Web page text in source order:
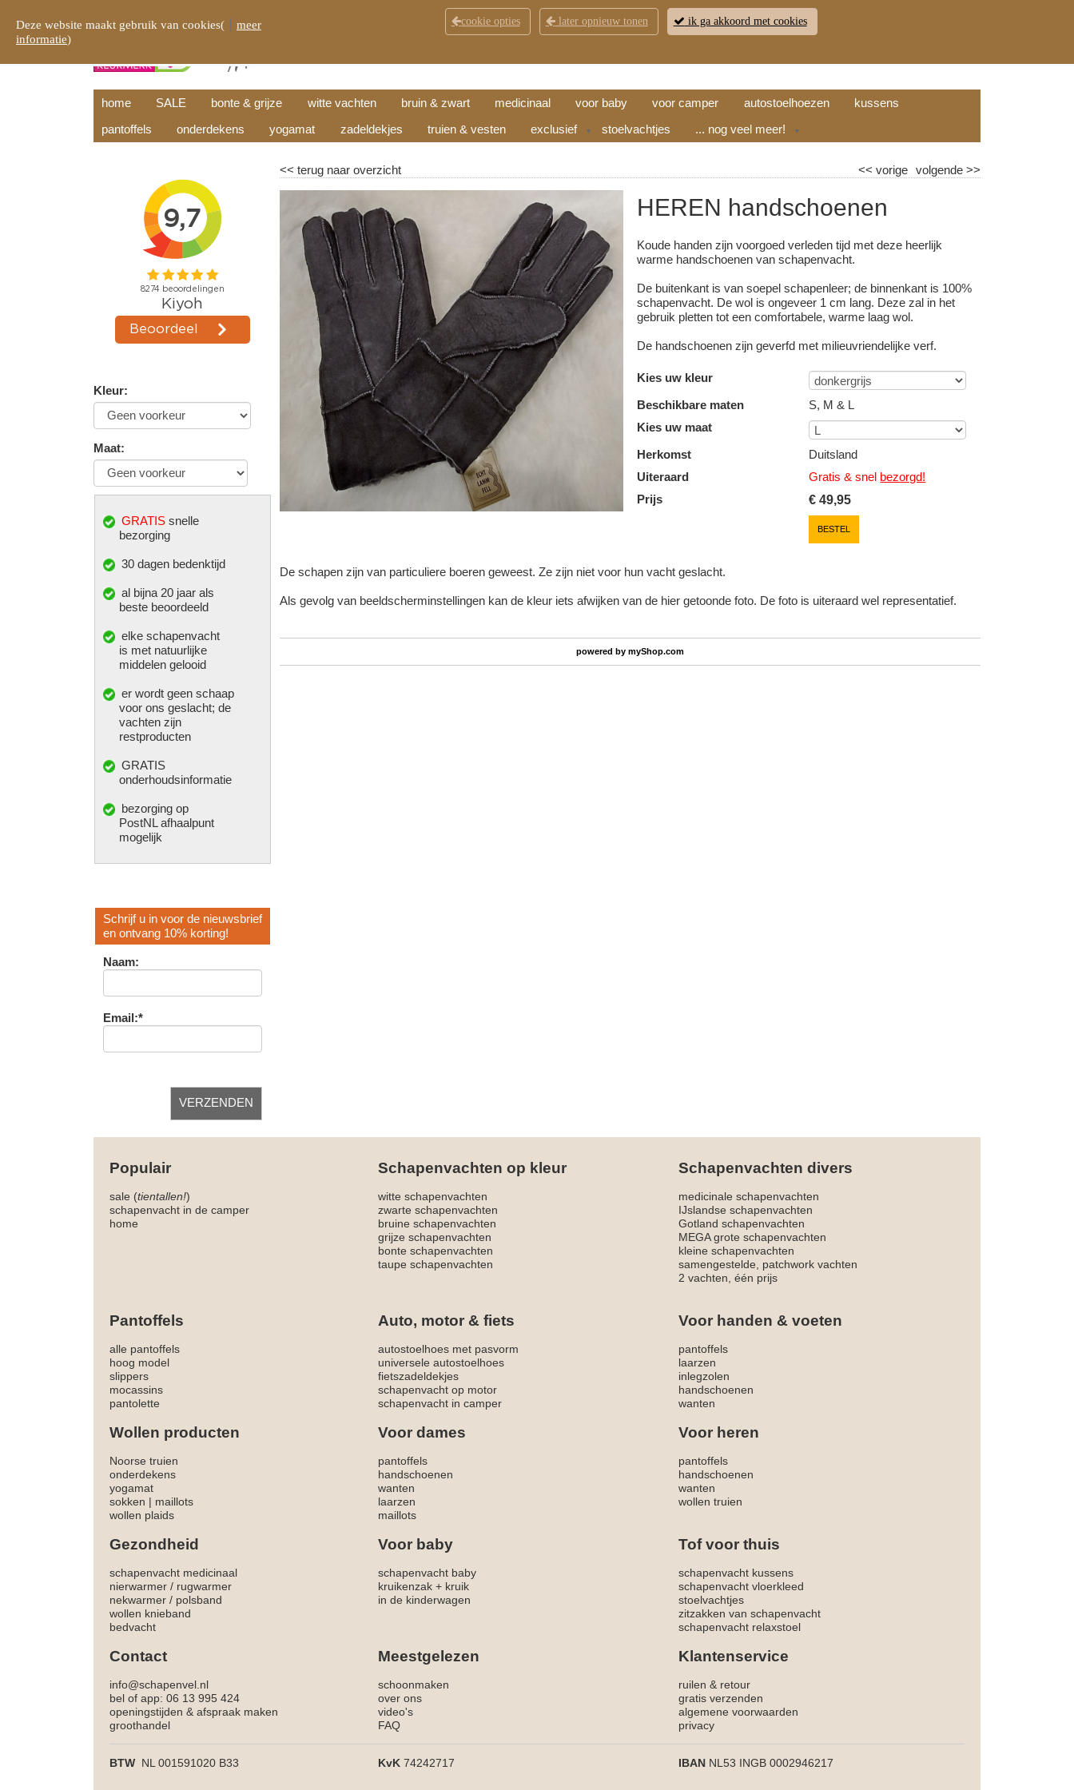
KLANTENSERVICE CONTACT OPENINGSTIJDEN RETOUR WINKELWAGEN (
home SALE bonte & grijze witte vachten bruin & zwart medicinaal voor baby voor camper autostoelhoezen
kussens
pantoffels
onderdekens yogamat zadeldekjes truien & vesten exclusief ▼ stoelvachtjes ... nog veel meer! ▼
Kleur:
Maat:
GRATIS snelle
bezorging
30 dagen bedenktijd
al bijna 20 jaar als
beste beoordeeld
elke schapenvacht
is met natuurlijke
middelen gelooid
er wordt geen schaap
voor ons geslacht; de
vachten zijn
restproducten
GRATIS
onderhoudsinformatie
bezorging op
PostNL afhaalpunt
mogelijk
Schrijf u in voor de nieuwsbrief
en ontvang 10% korting!
Naam:
Email:*
<<terug naar overzicht volgende>>
<< vorige
HEREN handschoenen
Koude handen zijn voorgoed verleden tijd met deze heerlijk
warme handschoenen van schapenvacht.
De buitenkant is van soepel schapenleer; de binnenkant is 100%
schapenvacht. De wol is ongeveer 1 cm lang. Deze zal in het
gebruik pletten tot een comfortabele, warme laag wol.
De handschoenen zijn geverfd met milieuvriendelijke verf.
Kies uw kleur
Beschikbare maten
S, M & L
Kies uw maat
Herkomst
Duitsland
Uiteraard
Gratis & snel bezorgd!
Prijs
€49,95
BESTEL
De schapen zijn van particuliere boeren geweest. Ze zijn niet voor hun vacht geslacht.
Als gevolg van beeldscherminstellingen kan de kleur iets afwijken van de hier getoonde foto. De foto is uiteraard wel representatief.
powered bymyShop.com
Populair Schapenvachten op kleur Schapenvachten divers
sale (tientallen!) witte schapenvachten
medicinale schapenvachten
schapenvacht in de camper
zwarte schapenvachten
IJslandse schapenvachten
home
bruine schapenvachten
Gotland schapenvachten
grijze schapenvachten
MEGA grote schapenvachten
bonte schapenvachten
kleine schapenvachten
taupe schapenvachten
samengestelde, patchwork vachten
2 vachten, één prijs
Pantoffels Auto, motor & fiets Voor handen & voeten
alle pantoffels autostoelhoes met pasvorm
pantoffels
hoog model
universele autostoelhoes
laarzen
slippers
fietszadeldekjes
inlegzolen
mocassins
schapenvacht op motor
handschoenen
pantolette
schapenvacht in camper wanten
Wollen producten Voor dames Voor heren
Noorse truien pantoffels
pantoffels
onderdekens
handschoenen
handschoenen
yogamat
wanten
wanten
sokken | maillots laarzen
wollen truien
wollen plaids
maillots
Gezondheid Voor baby Tof voor thuis
schapenvacht medicinaal schapenvacht baby
schapenvacht kussens
nierwarmer / rugwarmer kruikenzak + kruik
schapenvacht vloerkleed
nekwarmer / polsband in de kinderwagen
stoelvachtjes
wollen knieband
zitzakken van schapenvacht
bedvacht
schapenvacht relaxstoel
Contact Meestgelezen Klantenservice
info@schapenvel.nl schoonmaken
ruilen & retour
bel of app: 06 13 995 424
over ons
gratis verzenden
openingstijden & afspraak maken
video's
algemene voorwaarden
groothandel
FAQ privacy
BTW NL 001591020 B33 KvK 74242717 IBAN NL53 INGB 0002946217
Deze website maakt gebruik van cookies(
meer
informatie)
cookie opties later opnieuw tonen ik ga akkoord met cookies